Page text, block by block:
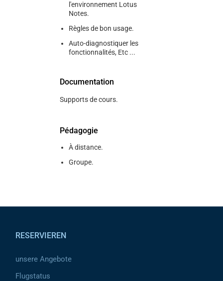
l'environnement Lotus
Notes.
Règles de bon usage.
Auto-diagnostiquer les
fonctionnalités, Etc ...
Documentation
Supports de cours.
Pédagogie
À distance.
Groupe.
RESERVIEREN
unsere Angebote
Flugstatus